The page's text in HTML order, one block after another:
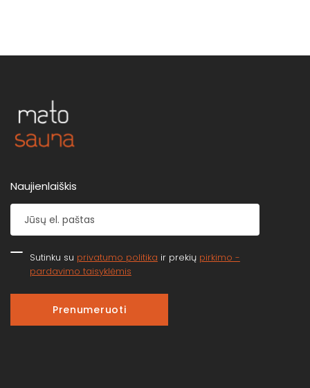
Naujienlaiškis
Sutinku su privatumo politika ir prekių pirkimo -
pardavimo taisyklėmis
Prenumeruoti